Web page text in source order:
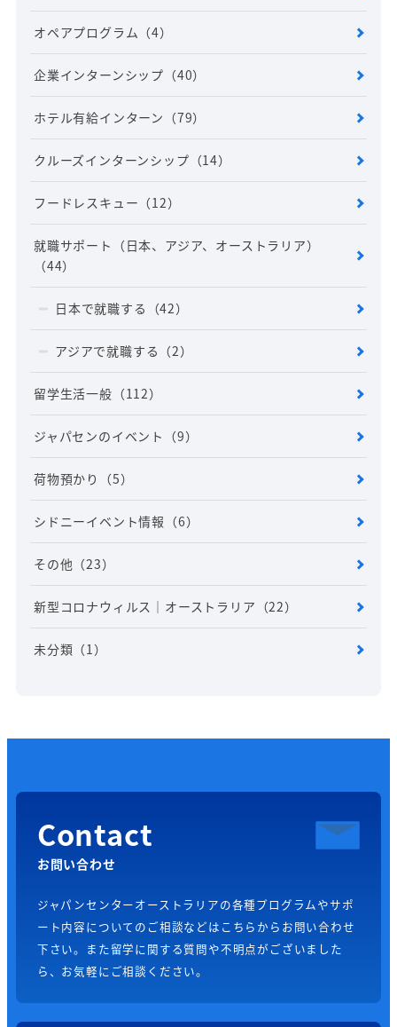
オペアプログラム （4）
企業インターンシップ （40）
ホテル有給インターン （79）
クルーズインターンシップ （14）
フードレスキュー （12）
就職サポート（日本、アジア、オーストラリア）
（44）
日本で就職する （42）
アジアで就職する （2）
留学生活一般 （112）
ジャパセンのイベント （9）
荷物預かり （5）
シドニーイベント情報 （6）
その他 （23）
新型コロナウィルス｜オーストラリア （22）
未分類 （1）
Contact
お問い合わせ
ジャパンセンターオーストラリアの各種プログラムやサポ
ート内容についてのご相談などはこちらからお問い合わせ
下さい。また留学に関する質問や不明点がございました
ら、お気軽にご相談ください。